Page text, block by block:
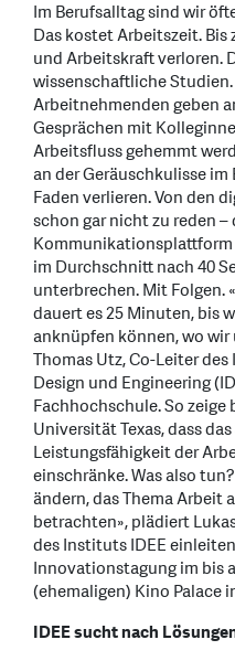
Im Berufsalltag sind wir
Das kostet Arbeitszeit. Bis
und Arbeitskraft verloren.
wissenschaftliche
Arbeitnehmenden geben
Gesprächen mit
Arbeitsfluss gehemmt
an der Geräuschkulisse im
Faden verlieren. Von den
schon gar nicht zu reden
Kommunikationsplattform
im Durchschnitt nach 40
unterbrechen. Mit Folgen.
dauert es 25 Minuten, bis
anknüpfen können, wo
Thomas Utz, Co-Leiter
Design und Engineering
Fachhochschule. So
Universität Texas, dass
Leistungsfähigkeit der
einschränke. Was also
ändern, das Thema Arbeit
betrachten», plädiert
des Instituts IDEE
Innovationstagung im bis
(ehemaligen) Kino Palace
IDEE sucht nach